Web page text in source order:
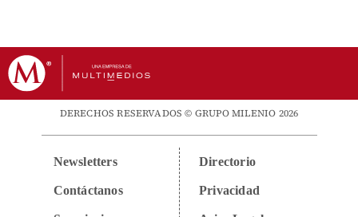
DERECHOS RESERVADOS © GRUPO MILENIO 2026
Newsletters
Contáctanos
Directorio
Privacidad